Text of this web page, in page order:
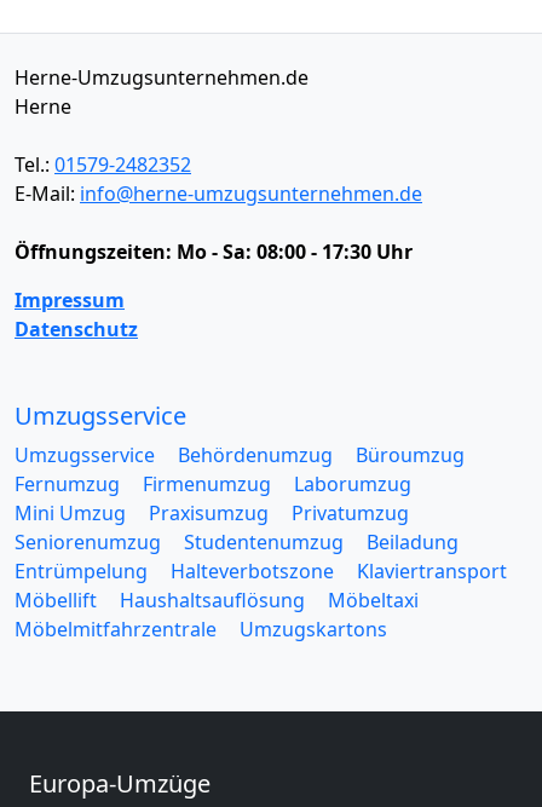
Herne-Umzugsunternehmen.de
Herne
Tel.: 01579-2482352
E-Mail: info@herne-umzugsunternehmen.de
Öffnungszeiten: Mo - Sa: 08:00 - 17:30 Uhr
Impressum
Datenschutz
Umzugsservice
Umzugsservice Behördenumzug
Büroumzug
Fernumzug
Firmenumzug
Laborumzug
Mini Umzug
Praxisumzug
Privatumzug
Seniorenumzug
Studentenumzug
Beiladung
Entrümpelung
Halteverbotszone
Klaviertransport
Möbellift
Haushaltsauflösung
Möbeltaxi
Möbelmitfahrzentrale
Umzugskartons
Europa-Umzüge